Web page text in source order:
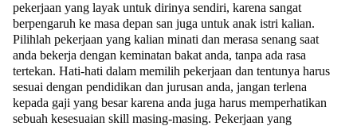
pekerjaan yang layak untuk dirinya sendiri, karena sangat
berpengaruh ke masa depan san juga untuk anak istri kalian.
Pilihlah pekerjaan yang kalian minati dan merasa senang saat
anda bekerja dengan keminatan bakat anda, tanpa ada rasa
tertekan. Hati-hati dalam memilih pekerjaan dan tentunya harus
sesuai dengan pendidikan dan jurusan anda, jangan terlena
kepada gaji yang besar karena anda juga harus memperhatikan
sebuah kesesuaian skill masing-masing. Pekerjaan yang